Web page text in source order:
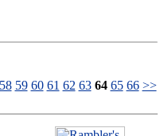
58 59 60 61 62 63 64 65 66 >>